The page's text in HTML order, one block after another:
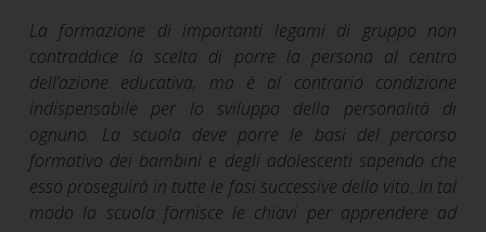
La formazione di importanti legami di gruppo non
contraddice la scelta di porre la persona al centro
dell’azione educativa, ma è al contrario condizione
indispensabile per lo sviluppo della personalità di
ognuno. La scuola deve porre le basi del percorso
formativo dei bambini e degli adolescenti sapendo che
esso proseguirà in tutte le fasi successive della vita. In tal
modo la scuola fornisce le chiavi per apprendere ad